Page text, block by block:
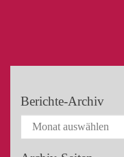
Berichte-Archiv